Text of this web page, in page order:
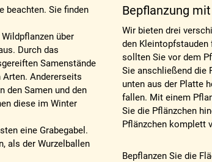
beachten. Sie finden
über
Durch das
Samenstände
Arten. Andererseits
den Samen und den
diese im Winter
eine Grabegabel.
als der Wurzelballen
Bepflanzung
Wir bieten drei
den Kleintopfstauden
sollten Sie vor dem
Sie anschließend die
unten aus der Platte
fallen. Mit einem
Sie die Pflänzchen
Pflänzchen komplett
Bepflanzen Sie die